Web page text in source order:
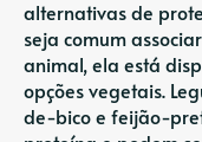
alternativas de
seja comum
animal, ela está
opções vegetais.
de-bico e feijão-